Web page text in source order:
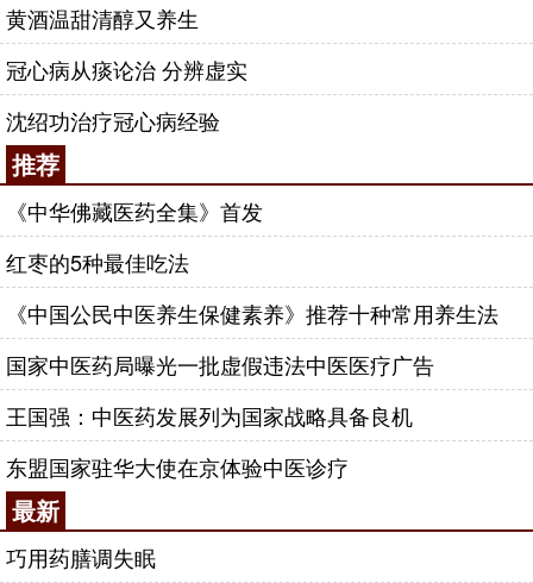
黄酒温甜清醇又养生
冠心病从痰论治 分辨虚实
沈绍功治疗冠心病经验
推荐
《中华佛藏医药全集》首发
红枣的5种最佳吃法
《中国公民中医养生保健素养》推荐十种常用养生法
国家中医药局曝光一批虚假违法中医医疗广告
王国强：中医药发展列为国家战略具备良机
东盟国家驻华大使在京体验中医诊疗
最新
巧用药膳调失眠